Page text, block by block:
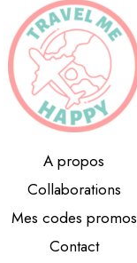
A propos
Collaborations
Mes codes promos
Contact